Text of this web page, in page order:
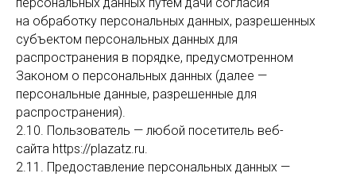
на обработку персональных данных, разрешенных
субъектом персональных данных для
распространения в порядке, предусмотренном
Законом о персональных данных (далее —
персональные данные, разрешенные для
распространения).
2.10. Пользователь — любой посетитель веб-
сайта https://plazatz.ru.
2.11. Предоставление персональных данных —